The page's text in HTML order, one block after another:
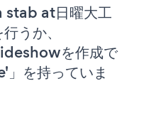
stab at日曜大工
うか、
を作成で
を持っていま